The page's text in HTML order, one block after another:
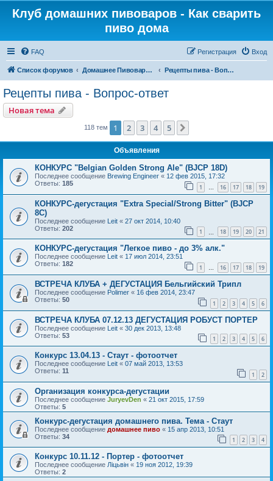
Клуб домашних пивоваров - Как cварить
пиво дома
FAQ Вход
Регистрация
Список форумов Домашнее Пивоварение - Минск Беларусь Рецепты пива - Вопрос-ответ
Рецепты пива - Вопрос-ответ
Новая тема
118 тем 1 2 3 4 5
Объявления
КОНКУРС "Belgian Golden Strong Ale" (BJCP 18D)
Последнее сообщение Brewing Engineer « 12 фев 2015, 17:32
Ответы: 185 1 … 16 17 18 19
КОНКУРС-дегустация "Extra Special/Strong Bitter" (BJCP
8C)
Последнее сообщение Leit « 27 окт 2014, 10:40
Ответы: 202 1 18 19 20 21
КОНКУРС-дегустация "Легкое пиво - до 3% алк."
Последнее сообщение Leit « 17 июл 2014, 23:51
Ответы: 182 1 … 16 17 18 19
ВСТРЕЧА КЛУБА + ДЕГУСТАЦИЯ Бельгийский Трипл
Последнее сообщение Polimer « 16 фев 2014, 23:47
Ответы: 50 1 2 3 4 5 6
ВСТРЕЧА КЛУБА 07.12.13 ДЕГУСТАЦИЯ РОБУСТ ПОРТЕР
Последнее сообщение Leit « 30 дек 2013, 13:48
Ответы: 53 1 2 3 4 5 6
Конкурс 13.04.13 - Стаут - фотоотчет
Последнее сообщение Leit « 07 май 2013, 13:53
Ответы: 11 1 2
Организация конкурса-дегустации
Последнее сообщение JuryevDen « 21 окт 2015, 17:59
Ответы: 5
Конкурс-дегустация домашнего пива. Тема - Стаут
Последнее сообщение домашнее пиво « 15 апр 2013, 10:51
Ответы: 34 1 2 3 4
Конкурс 10.11.12 - Портер - фотоотчет
Последнее сообщение Ліцьвін « 19 ноя 2012, 19:39
Ответы: 2